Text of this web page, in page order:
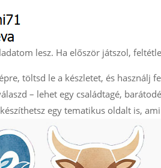
lesz. Ha először játszol,
töltsd le a készletet, és használj
– lehet egy családtagé,
egy tematikus oldalt is,